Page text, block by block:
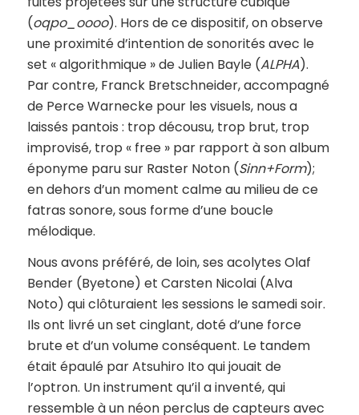
(oqpo_oooo). Hors de ce dispositif, on observe
une proximité d’intention de sonorités avec le
set « algorithmique » de Julien Bayle (ALPHA).
Par contre, Franck Bretschneider, accompagné
de Perce Warnecke pour les visuels, nous a
laissés pantois : trop décousu, trop brut, trop
improvisé, trop « free » par rapport à son album
éponyme paru sur Raster Noton (Sinn+Form);
en dehors d’un moment calme au milieu de ce
fatras sonore, sous forme d’une boucle
mélodique.
Nous avons préféré, de loin, ses acolytes Olaf
Bender (Byetone) et Carsten Nicolai (Alva
Noto) qui clôturaient les sessions le samedi soir.
Ils ont livré un set cinglant, doté d’une force
brute et d’un volume conséquent. Le tandem
était épaulé par Atsuhiro Ito qui jouait de
l’optron. Un instrument qu’il a inventé, qui
ressemble à un néon perclus de capteurs avec